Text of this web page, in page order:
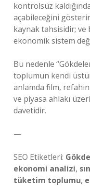
kontrolsüz
açabileceğini
kaynak tahsisidir; ve
ekonomik sistem
Bu nedenle
toplumun kendi
anlamda film,
ve piyasa ahlakı
davetidir.
—
SEO Etiketleri:
ekonomi analizi,
tüketim toplumu,